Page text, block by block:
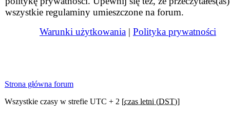
wszystkie regulaminy umieszczone na forum.
Warunki użytkowania | Polityka prywatności
Strona główna forum
Wszystkie czasy w strefie UTC + 2 [czas letni (DST)]